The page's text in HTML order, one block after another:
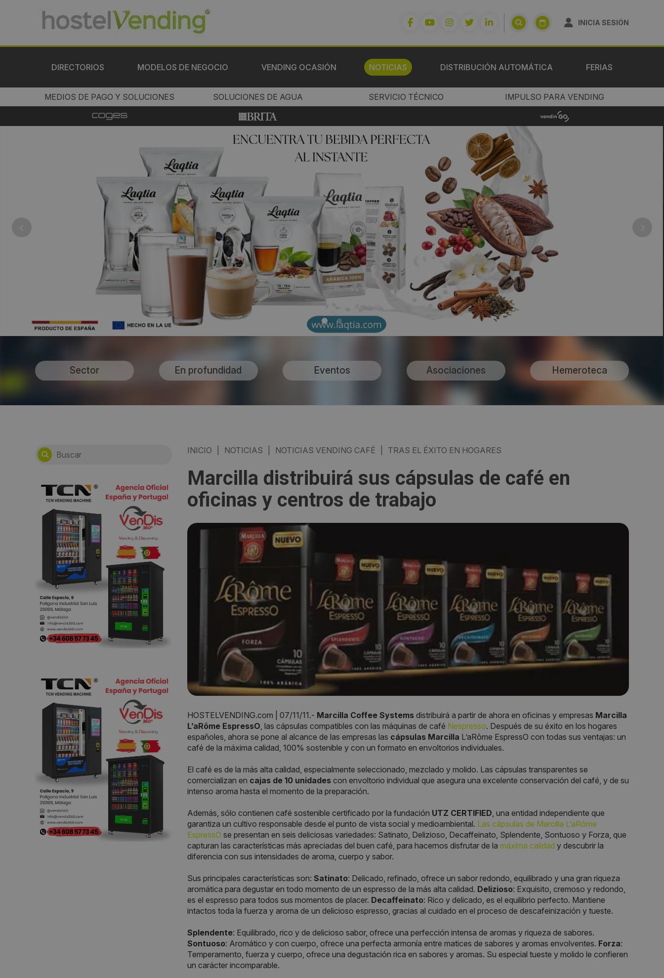
INICIA SESIÓN
DIRECTORIOS MODELOS DE NEGOCIO VENDING OCASIÓN NOTICIAS DISTRIBUCIÓN AUTOMÁTICA FERIAS
MEDIOS DE PAGO Y SOLUCIONES SOLUCIONES DE AGUA SERVICIO TÉCNICO IMPULSO PARA VENDING
Sector En profundidad Eventos Asociaciones Hemeroteca
INICIO NOTICIAS NOTICIAS VENDING CAFÉ TRAS EL ÉXITO EN HOGARES
Marcilla distribuirá sus cápsulas de café en
oficinas y centros de trabajo
HOSTELVENDING.com | 07/11/11.- Marcilla Coffee Systems distribuirá a partir de ahora en oficinas y empresas Marcilla
L’aRôme EspressO , las cápsulas compatibles con las máquinas de café Nespresso. Después de su éxito en los hogares
españoles, ahora se pone al alcance de las empresas las cápsulas Marcilla L’aRôme EspressO con todas sus ventajas: un
café de la máxima calidad, 100% sostenible y con un formato en envoltorios individuales.
El café es de la más alta calidad, especialmente seleccionado, mezclado y molido. Las cápsulas transparentes se
comercializan en cajas de 10 unidades con envoltorio individual que asegura una excelente conservación del café, y de su
intenso aroma hasta el momento de la preparación.
Además, sólo contienen café sostenible certificado por la fundación UTZ CERTIFIED , una entidad independiente que
garantiza un cultivo responsable desde el punto de vista social y medioambiental. Las cápsulas de Marcilla L’aRôme
EspressO se presentan en seis deliciosas variedades: Satinato, Delizioso, Decaffeinato, Splendente, Sontuoso y Forza, que
capturan las características más apreciadas del buen café, para hacernos disfrutar de la máxima calidad y descubrir la
diferencia con sus intensidades de aroma, cuerpo y sabor.
Sus principales características son: Satinato: Delicado, refinado, ofrece un sabor redondo, equilibrado y una gran riqueza
aromática para degustar en todo momento de un espresso de la más alta calidad. Delizioso: Exquisito, cremoso y redondo,
es el espresso para todos sus momentos de placer. Decaffeinato: Rico y delicado, es el equilibrio perfecto. Mantiene
intactos toda la fuerza y aroma de un delicioso espresso, gracias al cuidado en el proceso de descafeinización y tueste.
Splendente: Equilibrado, rico y de delicioso sabor, ofrece una perfección intensa de aromas y riqueza de sabores.
Sontuoso: Aromático y con cuerpo, ofrece una perfecta armonía entre matices de sabores y aromas envolventes. Forza:
Temperamento, fuerza y cuerpo, ofrece una degustación rica en sabores y aromas. Su especial tueste y molido le confieren
un carácter incomparable.